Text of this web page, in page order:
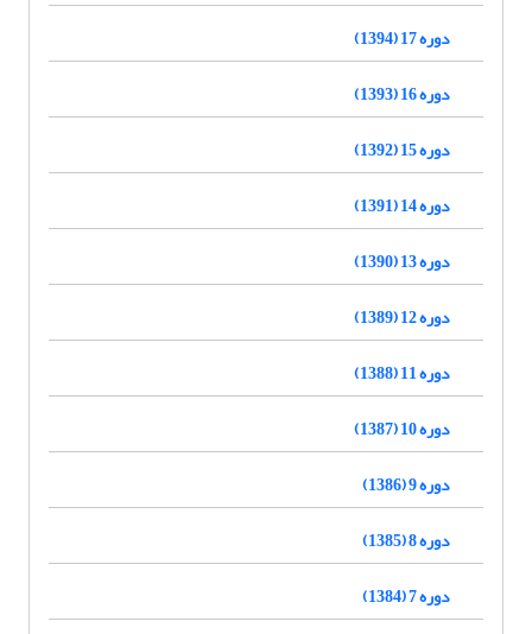
دوره 17 (1394)
دوره 16 (1393)
دوره 15 (1392)
دوره 14 (1391)
دوره 13 (1390)
دوره 12 (1389)
دوره 11 (1388)
دوره 10 (1387)
دوره 9 (1386)
دوره 8 (1385)
دوره 7 (1384)